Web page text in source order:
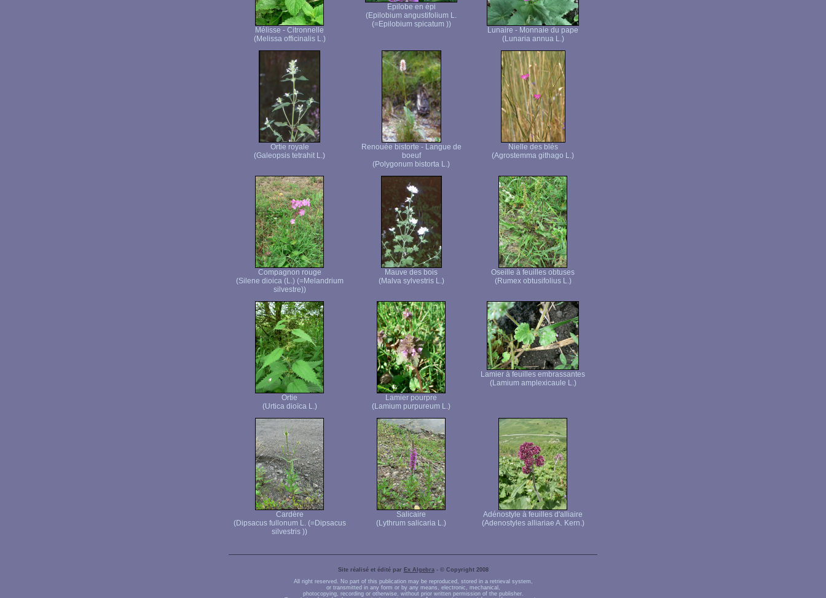
Mélisse - Citronnelle
(Melissa officinalis L.)
Epilobe en épi
(Epilobium angustifolium L.
(=Epilobium spicatum ))
Lunaire - Monnaie du pape
(Lunaria annua L.)
Ortie royale
(Galeopsis tetrahit L.)
Renouée bistorte - Langue de
boeuf
(Polygonum bistorta L.)
Nielle des blés
(Agrostemma githago L.)
Compagnon rouge
(Silene dioica (L.) (=Melandrium
silvestre))
Mauve des bois
(Malva sylvestris L.)
Oseille à feuilles obtuses
(Rumex obtusifolius L.)
Ortie
(Urtica dioïca L.)
Lamier pourpre
(Lamium purpureum L.)
Lamier à feuilles embrassantes
(Lamium amplexicaule L.)
Cardère
(Dipsacus fullonum L. (=Dipsacus
silvestris ))
Salicaire
(Lythrum salicaria L.)
Adénostyle à feuilles d'alliaire
(Adenostyles alliariae A. Kern.)
Site réalisé et édité par Ex Algebra- © Copyright 2008
All right reserved. No part of this publication may be reproduced, stored in a retrieval system,
or transmitted in any form or by any means, electronic, mechanical,
photocopying, recording or otherwise, without prior written permission of the publisher.